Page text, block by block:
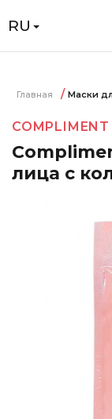
RU
Главная Маски
COMPLIMENT
лица с